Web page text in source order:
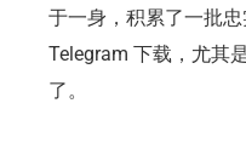
于一身，积累了一批
Telegram 下载，尤其
了。